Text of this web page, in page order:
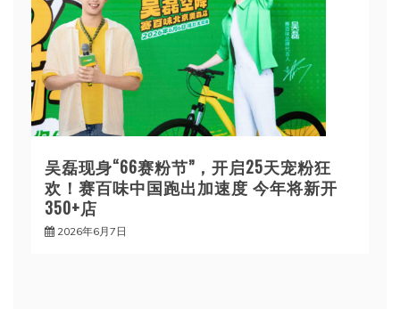
吴磊现身“66赛粉节”，开启25天宠粉狂
欢！赛百味中国跑出加速度 今年将新开
350+店
2026年6月7日